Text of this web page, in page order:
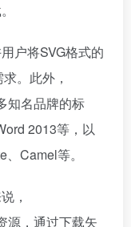
户将SVG格式的
。此外，
知名品牌的标
2013等，以
Camel等。
，
源，通过下载矢